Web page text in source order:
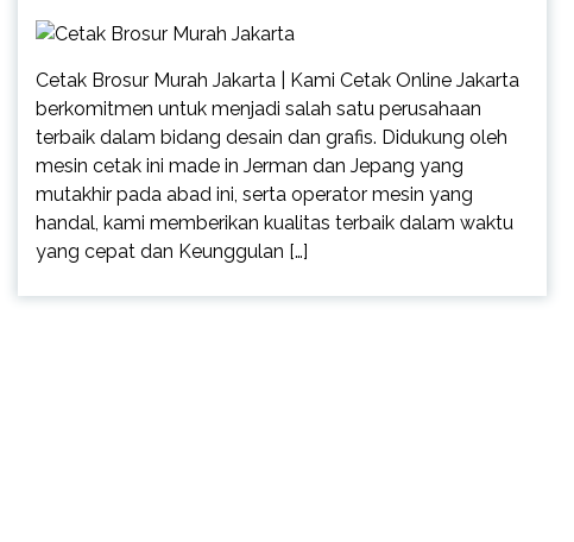
Cetak Brosur Murah Jakarta | Kami Cetak Online Jakarta
berkomitmen untuk menjadi salah satu perusahaan
terbaik dalam bidang desain dan grafis. Didukung oleh
mesin cetak ini made in Jerman dan Jepang yang
mutakhir pada abad ini, serta operator mesin yang
handal, kami memberikan kualitas terbaik dalam waktu
yang cepat dan Keunggulan […]